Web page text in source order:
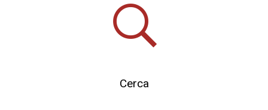
Cerca